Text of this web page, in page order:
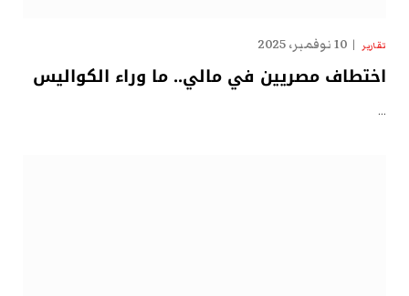
تقارير 10 نوفمبر، 2025
اختطاف مصريين في مالي.. ما وراء الكواليس
…